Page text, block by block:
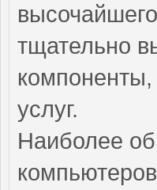
тщательно
компоненты,
услуг.
Наиболее